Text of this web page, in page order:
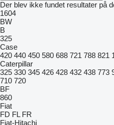
Der blev ikke fundet resultater på
1604
BW
B
325
Case
420 440 450 580 688 721 788 821
Caterpillar
325 330 345 426 428 432 438 773
710 720
BF
860
Fiat
FD FL FR
Fiat-Hitachi